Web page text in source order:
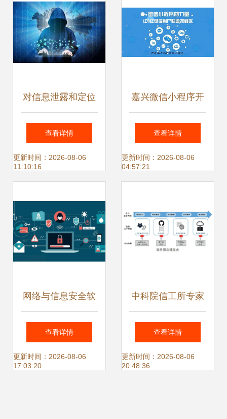
对信息泄露和定位
跟踪说‘再见’ TD
Tech F4智防手机
查看详情
更新时间：2026-08-06
11:10:16
嘉兴微信小程序开
发与APP开发的对
決 网络与信息安全
查看详情
更新时间：2026-08-06
04:57:21
网络与信息安全软
件开发 携手织密护
网，共守数字家园
查看详情
更新时间：2026-08-06
17:03:20
中科院信工所专家
确保软件供应链安
全是一项系统工程
查看详情
更新时间：2026-08-06
20:48:36